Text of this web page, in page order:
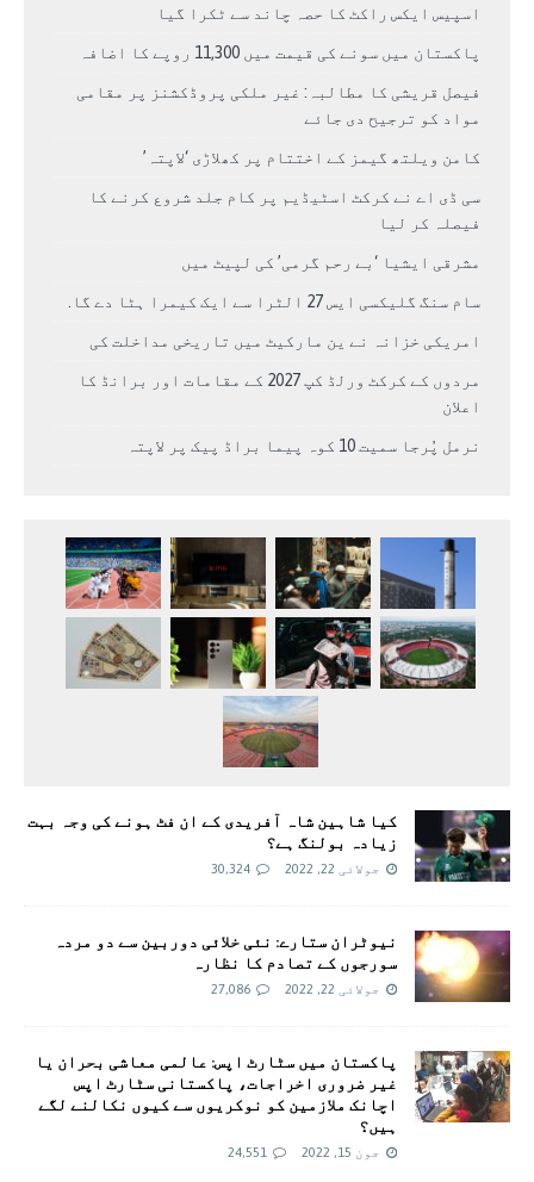
اسپیس ایکس راکٹ کا حصہ چاند سے ٹکرا گیا
پاکستان میں سونے کی قیمت میں 11,300 روپے کا اضافہ
فیصل قریشی کا مطالبہ: غیر ملکی پروڈکشنز پر مقامی
مواد کو ترجیح دی جائے
کامن ویلتھ گیمز کے اختتام پر کھلاڑی ‘لاپتہ’
سی ڈی اے نے کرکٹ اسٹیڈیم پر کام جلد شروع کرنے کا
فیصلہ کر لیا
مشرقی ایشیا ‘بے رحم گرمی’ کی لپیٹ میں
سام سنگ گلیکسی ایس 27 الٹرا سے ایک کیمرا ہٹا دے گا.
امریکی خزانہ نے ین مارکیٹ میں تاریخی مداخلت کی
مردوں کے کرکٹ ورلڈ کپ 2027 کے مقامات اور برانڈ کا
اعلان
نرمل پُرجا سمیت 10 کوہ پیما براڈ پیک پر لاپتہ
کیا شاہین شاہ آفریدی کے ان فٹ ہونے کی وجہ بہت
زیادہ بولنگ ہے؟
جولائی 22, 2022 30,324
نیوٹران ستارے: نئی خلائی دوربین سے دو مردہ
سورجوں کے تصادم کا نظارہ
جولائی 22, 2022 27,086
پاکستان میں سٹارٹ اپس: عالمی معاشی بحران یا
غیر ضروری اخراجات، پاکستانی سٹارٹ اپس
اچانک ملازمین کو نوکریوں سے کیوں نکالنے لگے
ہیں؟
جون 15, 2022 24,551